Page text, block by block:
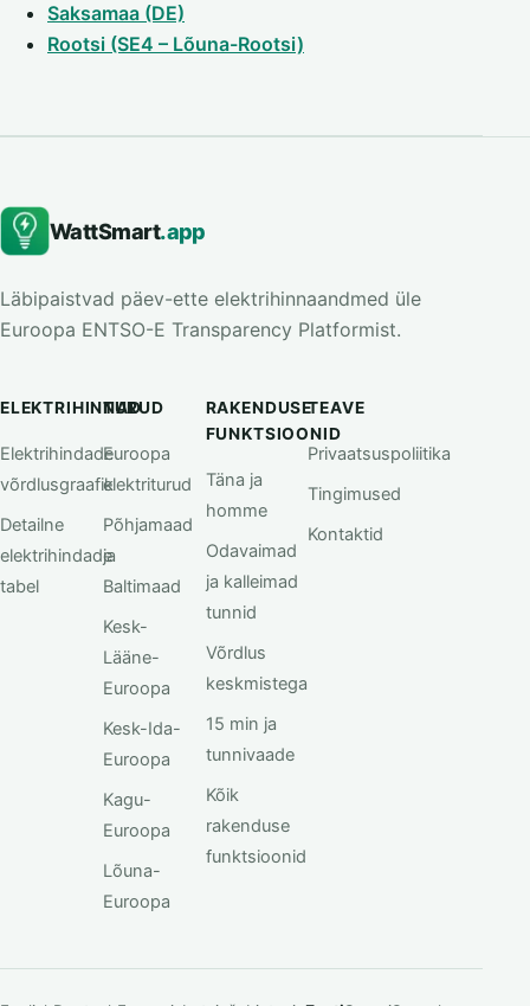
Saksamaa (DE)
Rootsi (SE4 – Lõuna-Rootsi)
WattSmart.app
Läbipaistvad päev-ette elektrihinnaandmed üle
Euroopa ENTSO-E Transparency Platformist.
ELEKTRIHINNAD
Elektrihindade
võrdlusgraafik
Detailne
elektrihindade
tabel
TURUD
Euroopa
elektriturud
Põhjamaad
ja
Baltimaad
Kesk-
Lääne-
Euroopa
Kesk-Ida-
Euroopa
Kagu-
Euroopa
Lõuna-
Euroopa
RAKENDUSE
FUNKTSIOONID
Täna ja
homme
Odavaimad
ja kalleimad
tunnid
Võrdlus
keskmistega
15 min ja
tunnivaade
Kõik
rakenduse
funktsioonid
TEAVE
Privaatsuspoliitika
Tingimused
Kontaktid